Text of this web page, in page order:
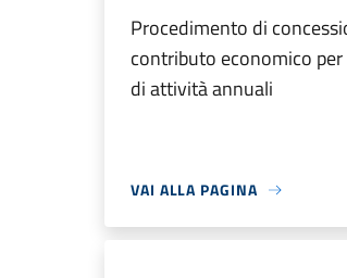
Procedimento di
contributo economico
di attività annuali
VAI ALLA PAGINA